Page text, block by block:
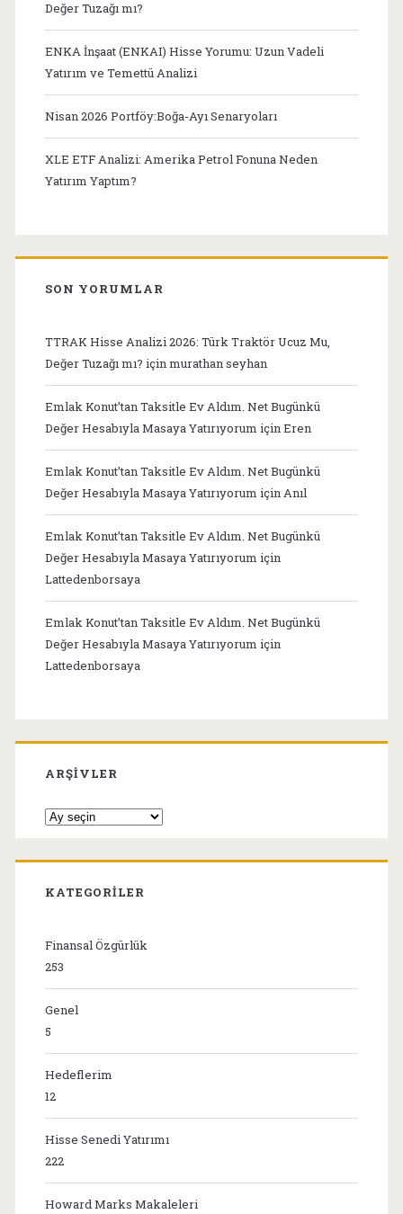
Değer Tuzağı mı?
ENKA İnşaat (ENKAI) Hisse Yorumu: Uzun Vadeli
Yatırım ve Temettü Analizi
Nisan 2026 Portföy:Boğa-Ayı Senaryoları
XLE ETF Analizi: Amerika Petrol Fonuna Neden
Yatırım Yaptım?
SON YORUMLAR
TTRAK Hisse Analizi 2026: Türk Traktör Ucuz Mu,
Değer Tuzağı mı? içinmurathan seyhan
Emlak Konut’tan Taksitle Ev Aldım. Net Bugünkü
Değer Hesabıyla Masaya Yatırıyorum içinEren
Emlak Konut’tan Taksitle Ev Aldım. Net Bugünkü
Değer Hesabıyla Masaya Yatırıyorum içinAnıl
Emlak Konut’tan Taksitle Ev Aldım. Net Bugünkü
Değer Hesabıyla Masaya Yatırıyorum için
Lattedenborsaya
Emlak Konut’tan Taksitle Ev Aldım. Net Bugünkü
Değer Hesabıyla Masaya Yatırıyorum için
Lattedenborsaya
ARŞIVLER
Arşivler
KATEGORILER
Finansal Özgürlük
253
Genel
5
Hedeflerim
12
Hisse Senedi Yatırımı
222
Howard Marks Makaleleri